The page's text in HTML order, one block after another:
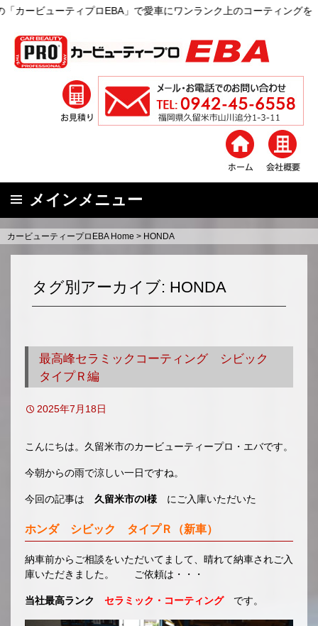
ューティプロEBA」で愛車にワンランク上のコーティングを
メインメニュー
コカービューティープロEBA Home > HONDA
タグ別アーカイブ: HONDA
最高峰セラミックコーティング シビック
タイプＲ編
2025年7月18日
こんにちは。久留米市のカービューティープロ・エバです。
今朝からの雨で涼しい一日ですね。
今回の記事は 久留米市のI様 にご入庫いただいた
ホンダ シビック タイプＲ（新車）
納車前からご相談をいただいてまして、晴れて納車されご入
庫いただきました。 ご依頼は・・・
当社最高ランク セラミック・コーティングです。